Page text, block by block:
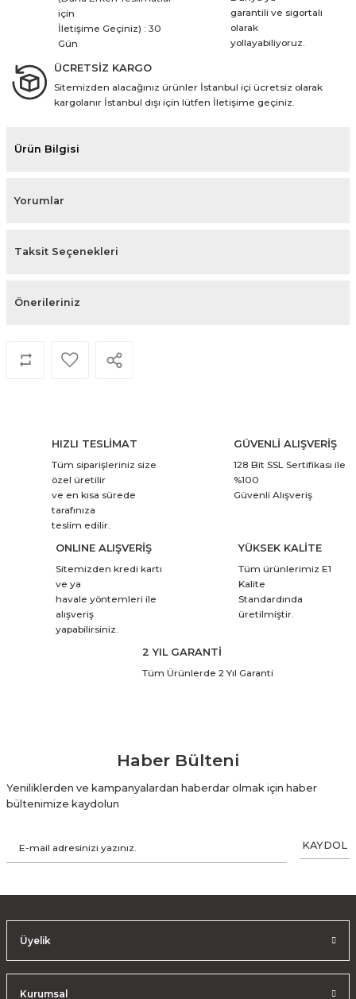
için
İletişime Geçiniz) : 30
Gün
garantili ve sigortalı
olarak
yollayabiliyoruz.
ÜCRETSİZ KARGO
Sitemizden alacağınız ürünler İstanbul içi ücretsiz olarak
kargolanır İstanbul dışı için lütfen İletişime geçiniz.
Ürün Bilgisi
Yorumlar
Taksit Seçenekleri
Önerileriniz
HIZLI TESLİMAT
Tüm siparişleriniz size
özel üretilir
ve en kısa sürede
tarafınıza
teslim edilir.
GÜVENLİ ALIŞVERİŞ
128 Bit SSL Sertifikası ile
%100
Güvenli Alışveriş
ONLINE ALIŞVERİŞ
Sitemizden kredi kartı
ve ya
havale yöntemleri ile
alışveriş
yapabilirsiniz.
YÜKSEK KALİTE
Tüm ürünlerimiz E1
Kalite
Standardında
üretilmiştir.
2 YIL GARANTİ
Tüm Ürünlerde 2 Yıl Garanti
Haber Bülteni
Yeniliklerden ve kampanyalardan haberdar olmak için haber
bültenimize kaydolun
KAYDOL
Üyelik
Kurumsal